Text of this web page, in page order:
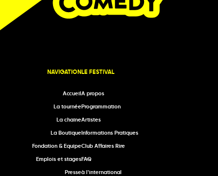
NAVIGATION
Accueil
La tournée
La chaine
La Boutique
Fondation & Equipe
Emplois et stages
Presse
LE FESTIVAL
A propos
Programmation
Artistes
Informations Pratiques
Club Affaires Rire
FAQ
à l'international